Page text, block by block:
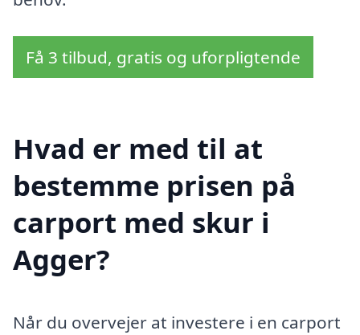
Få 3 tilbud, gratis og uforpligtende
Hvad er med til at
bestemme prisen på
carport med skur i
Agger?
Når du overvejer at investere i en carport